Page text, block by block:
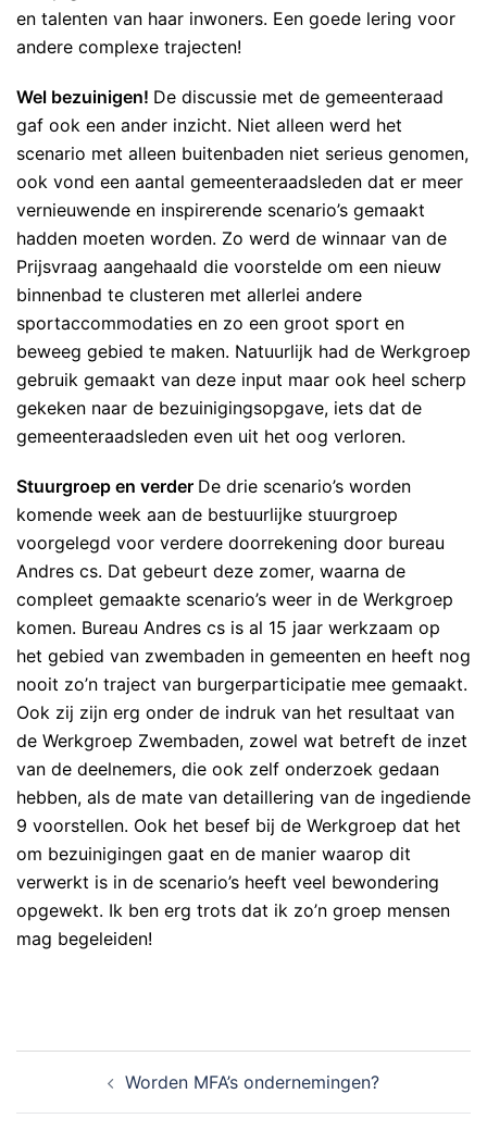
en talenten van haar inwoners. Een goede lering voor
andere complexe trajecten!
Wel bezuinigen! De discussie met de gemeenteraad
gaf ook een ander inzicht. Niet alleen werd het
scenario met alleen buitenbaden niet serieus genomen,
ook vond een aantal gemeenteraadsleden dat er meer
vernieuwende en inspirerende scenario’s gemaakt
hadden moeten worden. Zo werd de winnaar van de
Prijsvraag aangehaald die voorstelde om een nieuw
binnenbad te clusteren met allerlei andere
sportaccommodaties en zo een groot sport en
beweeg gebied te maken. Natuurlijk had de Werkgroep
gebruik gemaakt van deze input maar ook heel scherp
gekeken naar de bezuinigingsopgave, iets dat de
gemeenteraadsleden even uit het oog verloren.
Stuurgroep en verder De drie scenario’s worden
komende week aan de bestuurlijke stuurgroep
voorgelegd voor verdere doorrekening door bureau
Andres cs. Dat gebeurt deze zomer, waarna de
compleet gemaakte scenario’s weer in de Werkgroep
komen. Bureau Andres cs is al 15 jaar werkzaam op
het gebied van zwembaden in gemeenten en heeft nog
nooit zo’n traject van burgerparticipatie mee gemaakt.
Ook zij zijn erg onder de indruk van het resultaat van
de Werkgroep Zwembaden, zowel wat betreft de inzet
van de deelnemers, die ook zelf onderzoek gedaan
hebben, als de mate van detaillering van de ingediende
9 voorstellen. Ook het besef bij de Werkgroep dat het
om bezuinigingen gaat en de manier waarop dit
verwerkt is in de scenario’s heeft veel bewondering
opgewekt. Ik ben erg trots dat ik zo’n groep mensen
mag begeleiden!
NAVIGATIEWorden MFA’s ondernemingen?